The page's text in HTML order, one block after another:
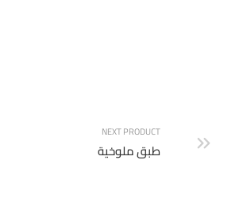
NEXT PRODUCT
طبق ملوخية